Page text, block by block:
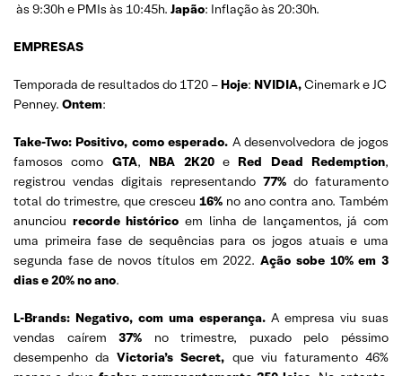
às 9:30h e PMIs às 10:45h. Japão: Inflação às 20:30h.
EMPRESAS
Temporada de resultados do 1T20 – Hoje: NVIDIA,Cinemark e JC
Penney. Ontem:
Take-Two: Positivo, como esperado. A desenvolvedora de jogos
famosos como GTA, NBA 2K20e Red Dead Redemption,
registrou vendas digitais representando 77%do faturamento
total do trimestre, que cresceu 16% no ano contra ano. Também
anunciou recorde histórico em linha de lançamentos, já com
uma primeira fase de sequências para os jogos atuais e uma
segunda fase de novos títulos em 2022.Ação sobe 10% em 3
dias e 20% no ano.
L-Brands: Negativo, com uma esperança. A empresa viu suas
vendas caírem37% no trimestre, puxado pelo péssimo
desempenho daVictoria’s Secret, que viu faturamento 46%